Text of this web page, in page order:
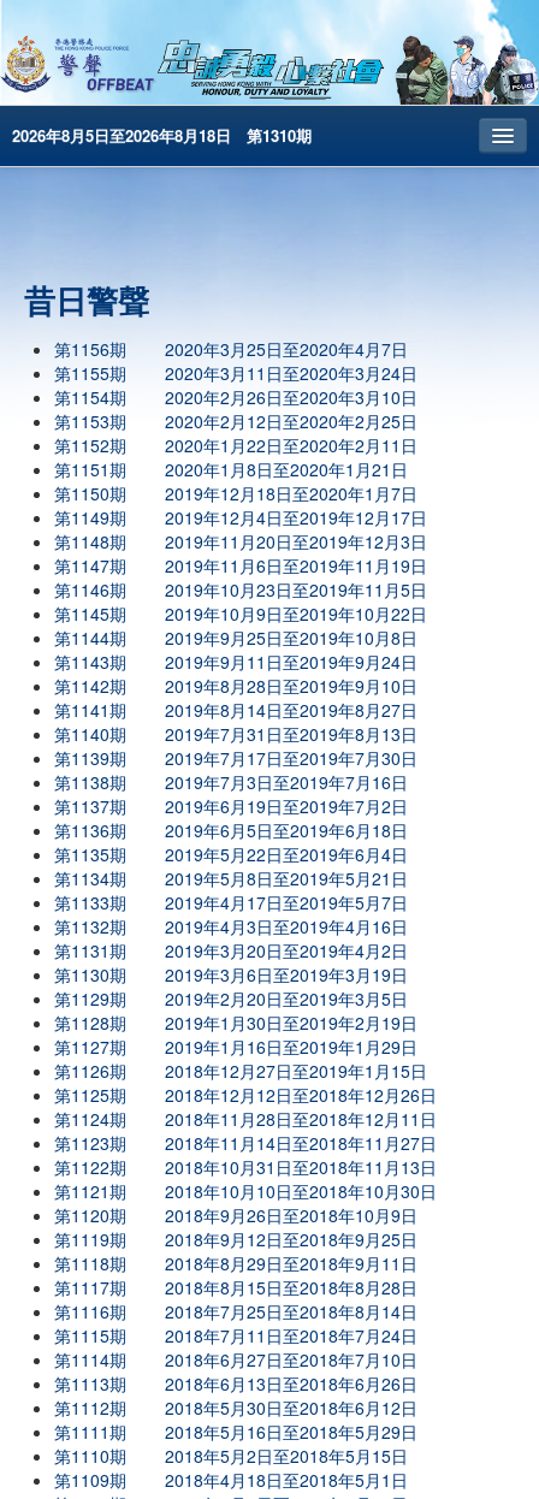
2026年8月5日至2026年8月18日 第1310期
English
警聲特刊
昔日警聲
第1156期
2020年3月25日至2020年4月7日
第1155期
2020年3月11日至2020年3月24日
第1154期
2020年2月26日至2020年3月10日
第1153期
2020年2月12日至2020年2月25日
第1152期
2020年1月22日至2020年2月11日
第1151期
2020年1月8日至2020年1月21日
第1150期
2019年12月18日至2020年1月7日
第1149期
2019年12月4日至2019年12月17日
第1148期
2019年11月20日至2019年12月3日
第1147期
2019年11月6日至2019年11月19日
第1146期
2019年10月23日至2019年11月5日
第1145期
2019年10月9日至2019年10月22日
第1144期
2019年9月25日至2019年10月8日
第1143期
2019年9月11日至2019年9月24日
第1142期
2019年8月28日至2019年9月10日
第1141期
2019年8月14日至2019年8月27日
第1140期
2019年7月31日至2019年8月13日
第1139期
2019年7月17日至2019年7月30日
第1138期
2019年7月3日至2019年7月16日
第1137期
2019年6月19日至2019年7月2日
第1136期
2019年6月5日至2019年6月18日
第1135期
2019年5月22日至2019年6月4日
第1134期
2019年5月8日至2019年5月21日
第1133期
2019年4月17日至2019年5月7日
第1132期
2019年4月3日至2019年4月16日
第1131期
2019年3月20日至2019年4月2日
第1130期
2019年3月6日至2019年3月19日
第1129期
2019年2月20日至2019年3月5日
第1128期
2019年1月30日至2019年2月19日
第1127期
2019年1月16日至2019年1月29日
第1126期
2018年12月27日至2019年1月15日
第1125期
2018年12月12日至2018年12月26日
第1124期
2018年11月28日至2018年12月11日
第1123期
2018年11月14日至2018年11月27日
第1122期
2018年10月31日至2018年11月13日
第1121期
2018年10月10日至2018年10月30日
第1120期
2018年9月26日至2018年10月9日
第1119期
2018年9月12日至2018年9月25日
第1118期
2018年8月29日至2018年9月11日
第1117期
2018年8月15日至2018年8月28日
第1116期
2018年7月25日至2018年8月14日
第1115期
2018年7月11日至2018年7月24日
第1114期
2018年6月27日至2018年7月10日
第1113期
2018年6月13日至2018年6月26日
第1112期
2018年5月30日至2018年6月12日
第1111期
2018年5月16日至2018年5月29日
第1110期
2018年5月2日至2018年5月15日
第1109期
2018年4月18日至2018年5月1日